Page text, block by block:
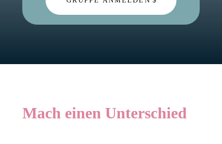
Mach einen Unterschied